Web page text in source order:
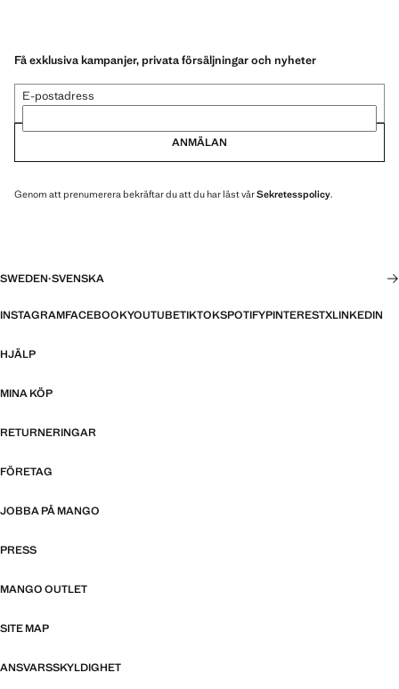
Få exklusiva kampanjer, privata försäljningar och nyheter
E-postadress
ANMÄLAN
Genom att prenumerera bekräftar du att du har läst vårSekretesspolicy.
SWEDEN·SVENSKA
INSTAGRAMFACEBOOKYOUTUBETIKTOKSPOTIFYPINTERESTXLINKEDIN
HJÄLP
MINA KÖP
RETURNERINGAR
FÖRETAG
JOBBA PÅ MANGO
PRESS
MANGO OUTLET
SITE MAP
ANSVARSSKYLDIGHET